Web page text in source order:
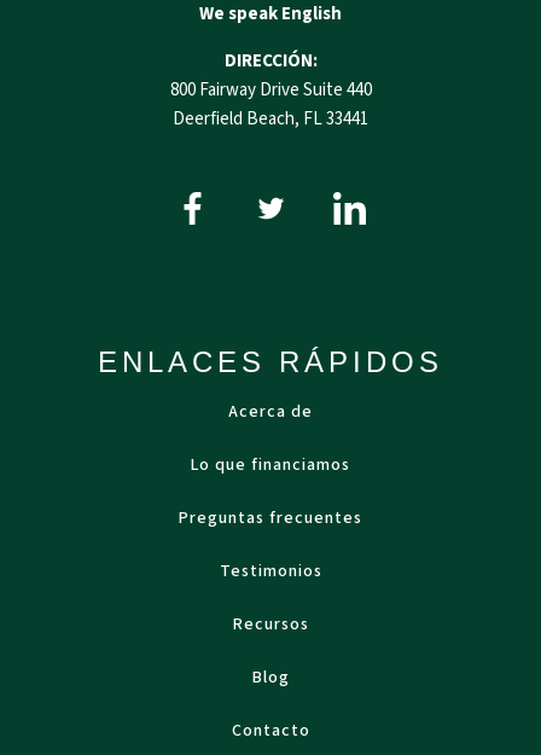
We speak English
DIRECCIÓN:
800 Fairway Drive Suite 440
Deerfield Beach, FL 33441
ENLACES RÁPIDOS
Acerca de
Lo que financiamos
Preguntas frecuentes
Testimonios
Recursos
Blog
Contacto